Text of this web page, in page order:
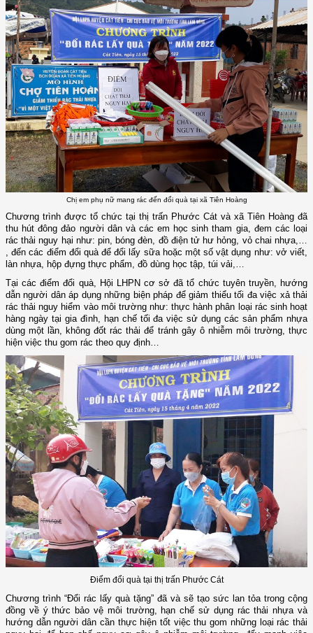
Chị em phụ nữ mang rác đến đổi quà tại xã Tiên Hoàng
Chương trình được tổ chức tại thị trấn Phước Cát và xã Tiên Hoàng đã
thu hút đông đảo người dân và các em học sinh tham gia, đem các loại
rác thải nguy hại như: pin, bóng đèn, đồ điện tử hư hỏng, vỏ chai nhựa,…
, đến các điểm đổi quà để đổi lấy sữa hoặc một số vật dụng như: vở viết,
làn nhựa, hộp đựng thực phẩm, đồ dùng học tập, túi vải,…
Tại các điểm đổi quà, Hội LHPN cơ sở đã tổ chức tuyên truyền, hướng
dẫn người dân áp dụng những biện pháp để giảm thiểu tối đa việc xả thải
rác thải nguy hiểm vào môi trường như: thực hành phân loại rác sinh hoạt
hàng ngày tại gia đình, hạn chế tối đa việc sử dụng các sản phẩm nhựa
dùng một lần, không đốt rác thải để tránh gây ô nhiễm môi trường, thực
hiện việc thu gom rác theo quy định…
Điểm đổi quà tại thị trấn Phước Cát
Chương trình “Đổi rác lấy quà tặng” đã và sẽ tạo sức lan tỏa trong cộng
đồng về ý thức bảo vệ môi trường, hạn chế sử dụng rác thải nhựa và
hướng dẫn người dân cần thực hiện tốt việc thu gom những loại rác thải